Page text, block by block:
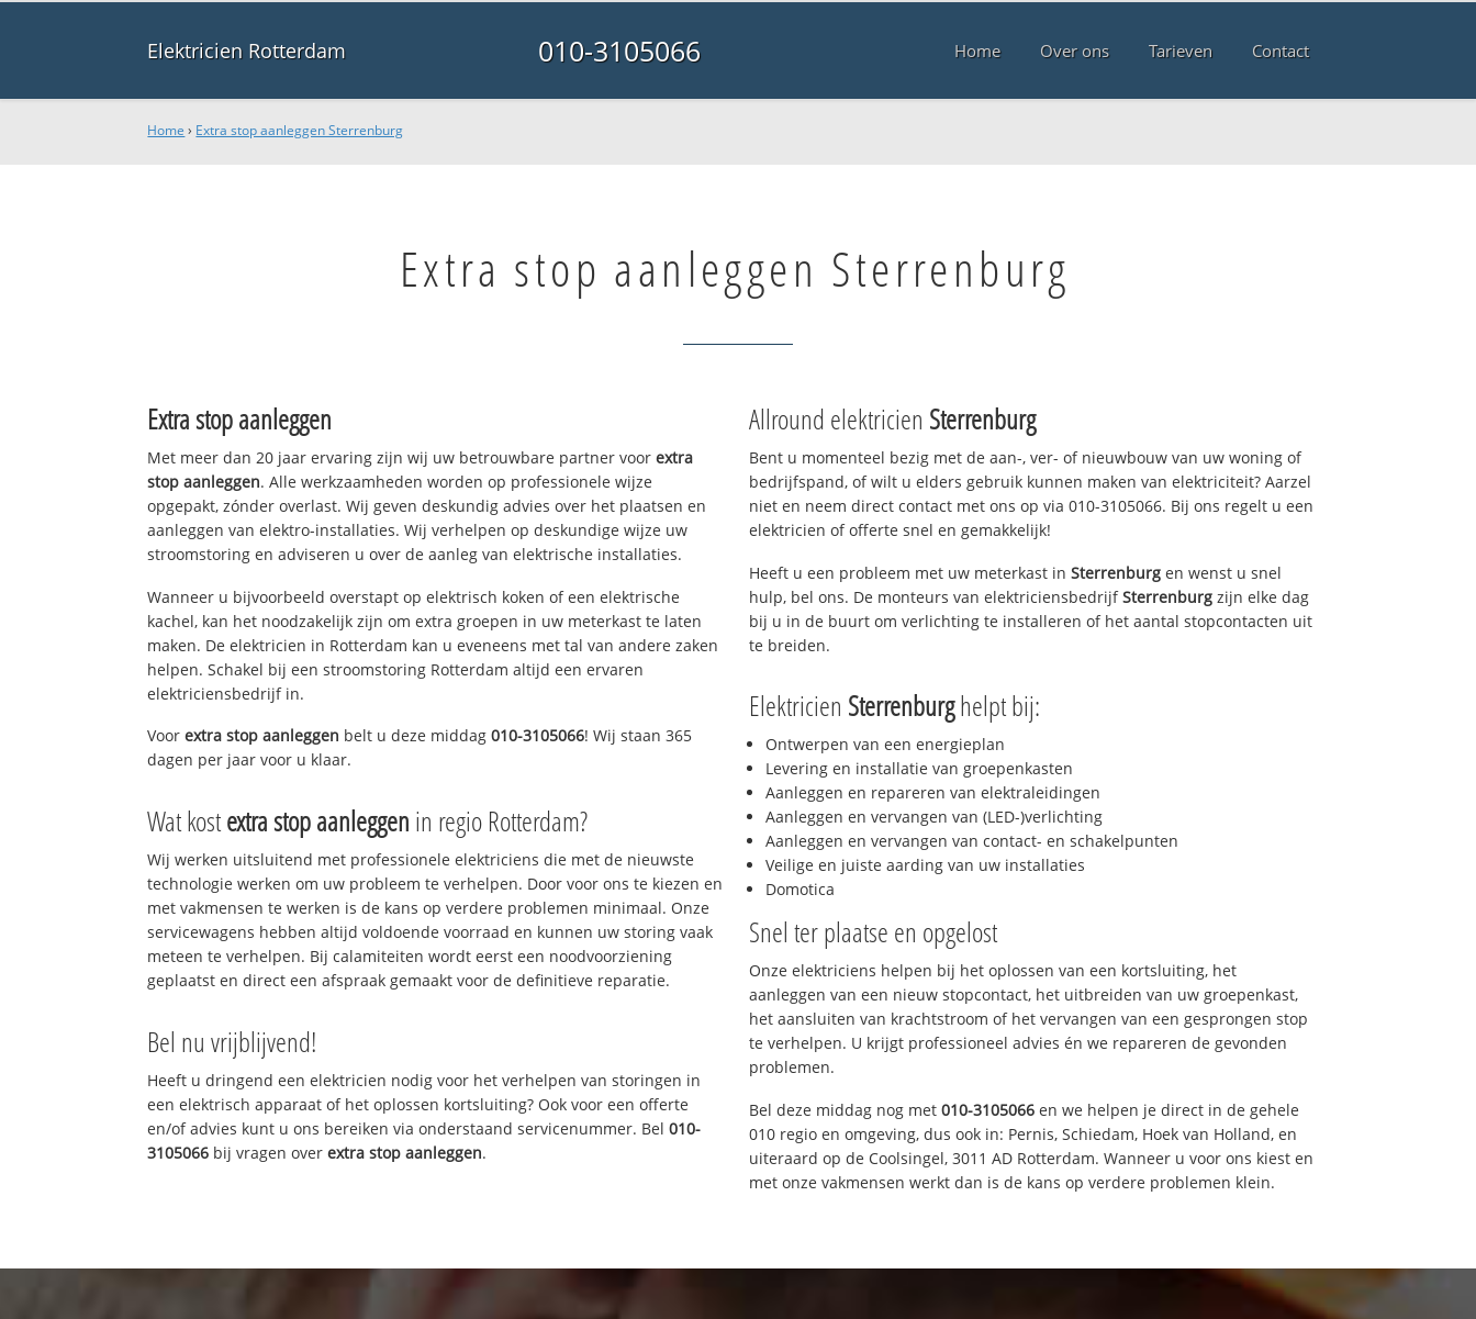
Elektricien Rotterdam 010-3105066 Home Over ons Tarieven Contact
Home › Extra stop aanleggen Sterrenburg
Extra stop aanleggen Sterrenburg
Extra stop aanleggen
Met meer dan 20 jaar ervaring zijn wij uw betrouwbare partner voorextra
stop aanleggen. Alle werkzaamheden worden op professionele wijze
opgepakt, zónder overlast. Wij geven deskundig advies over het plaatsen en
aanleggen van elektro-installaties. Wij verhelpen op deskundige wijze uw
stroomstoring en adviseren u over de aanleg van elektrische installaties.
Wanneer u bijvoorbeeld overstapt op elektrisch koken of een elektrische
kachel, kan het noodzakelijk zijn om extra groepen in uw meterkast te laten
maken. De elektricien in Rotterdam kan u eveneens met tal van andere zaken
helpen. Schakel bij een stroomstoring Rotterdam altijd een ervaren
elektriciensbedrijf in.
Voorextra stop aanleggen belt u deze middag010-3105066! Wij staan 365
dagen per jaar voor u klaar.
Wat kostextra stop aanleggen in regio Rotterdam?
Wij werken uitsluitend met professionele elektriciens die met de nieuwste
technologie werken om uw probleem te verhelpen. Door voor ons te kiezen en
met vakmensen te werken is de kans op verdere problemen minimaal. Onze
servicewagens hebben altijd voldoende voorraad en kunnen uw storing vaak
meteen te verhelpen. Bij calamiteiten wordt eerst een noodvoorziening
geplaatst en direct een afspraak gemaakt voor de definitieve reparatie.
Bel nu vrijblijvend!
Heeft u dringend een elektricien nodig voor het verhelpen van storingen in
een elektrisch apparaat of het oplossen kortsluiting? Ook voor een offerte
en/of advies kunt u ons bereiken via onderstaand servicenummer. Bel010-
3105066 bij vragen overextra stop aanleggen.
Allround elektricien Sterrenburg
Bent u momenteel bezig met de aan-, ver- of nieuwbouw van uw woning of
bedrijfspand, of wilt u elders gebruik kunnen maken van elektriciteit? Aarzel
niet en neem direct contact met ons op via 010-3105066. Bij ons regelt u een
elektricien of offerte snel en gemakkelijk!
Heeft u een probleem met uw meterkast in Sterrenburg en wenst u snel
hulp, bel ons. De monteurs van elektriciensbedrijfSterrenburg zijn elke dag
bij u in de buurt om verlichting te installeren of het aantal stopcontacten uit
te breiden.
Elektricien Sterrenburghelpt bij:
Ontwerpen van een energieplan
Levering en installatie van groepenkasten
Aanleggen en repareren van elektraleidingen
Aanleggen en vervangen van (LED-)verlichting
Aanleggen en vervangen van contact- en schakelpunten
Veilige en juiste aarding van uw installaties
Domotica
Snel ter plaatse en opgelost
Onze elektriciens helpen bij het oplossen van een kortsluiting, het
aanleggen van een nieuw stopcontact, het uitbreiden van uw groepenkast,
het aansluiten van krachtstroom of het vervangen van een gesprongen stop
te verhelpen. U krijgt professioneel advies én we repareren de gevonden
problemen.
Bel deze middag nog met 010-3105066 en we helpen je direct in de gehele
010 regio en omgeving, dus ook in: Pernis, Schiedam, Hoek van Holland, en
uiteraard op de Coolsingel, 3011 AD Rotterdam. Wanneer u voor ons kiest en
met onze vakmensen werkt dan is de kans op verdere problemen klein.